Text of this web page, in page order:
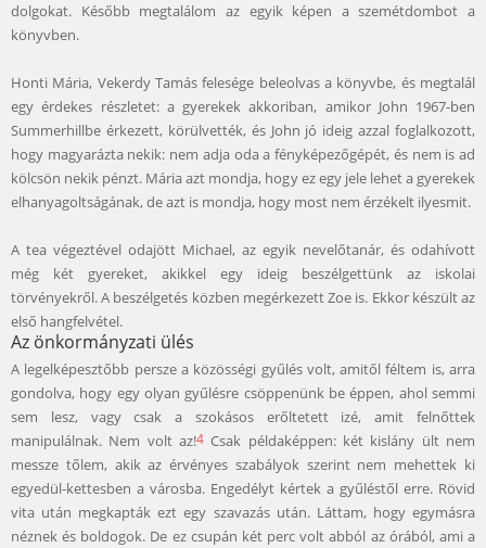
dolgokat. Később megtalálom az egyik képen a szemétdombot a
könyvben.
Honti Mária, Vekerdy Tamás felesége beleolvas a könyvbe, és megtalál
egy érdekes részletet: a gyerekek akkoriban, amikor John 1967-ben
Summerhillbe érkezett, körülvették, és John jó ideig azzal foglalkozott,
hogy magyarázta nekik: nem adja oda a fényképezőgépét, és nem is ad
kölcsön nekik pénzt. Mária azt mondja, hogy ez egy jele lehet a gyerekek
elhanyagoltságának, de azt is mondja, hogy most nem érzékelt ilyesmit.
A tea végeztével odajött Michael, az egyik nevelőtanár, és odahívott
még két gyereket, akikkel egy ideig beszélgettünk az iskolai
törvényekről. A beszélgetés közben megérkezett Zoe is. Ekkor készült az
első hangfelvétel.
Az önkormányzati ülés
A legelképesztőbb persze a közösségi gyűlés volt, amitől féltem is, arra
gondolva, hogy egy olyan gyűlésre csöppenünk be éppen, ahol semmi
sem lesz, vagy csak a szokásos erőltetett izé, amit felnőttek
manipulálnak. Nem volt az!4 Csak példaképpen: két kislány ült nem
messze tőlem, akik az érvényes szabályok szerint nem mehettek ki
egyedül-kettesben a városba. Engedélyt kértek a gyűléstől erre. Rövid
vita után megkapták ezt egy szavazás után. Láttam, hogy egymásra
néznek és boldogok. De ez csupán két perc volt abból az órából, ami a